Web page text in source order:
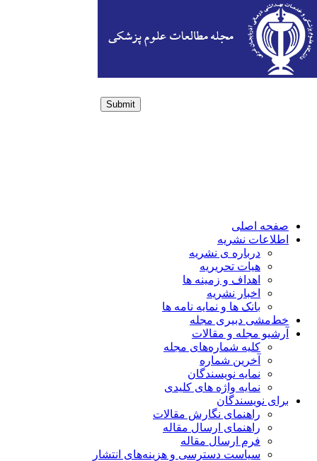
Submit
صفحه اصلی
اطلاعات نشریه
درباره ی نشریه
هیات تحریریه
اهداف و زمینه ها
اخبار نشریه
بانک ها و نمایه نامه ها
خط‌مشی دبیری مجله
آرشیو مجله و مقالات
کلیه شماره‌های مجله
آخرین شماره
نمایه نویسندگان
نمایه واژه های کلیدی
برای نویسندگان
راهنمای نگارش مقالات
راهنمای ارسال مقاله
فرم ارسال مقاله
سیاست دسترسی و هزینه‌های انتشار